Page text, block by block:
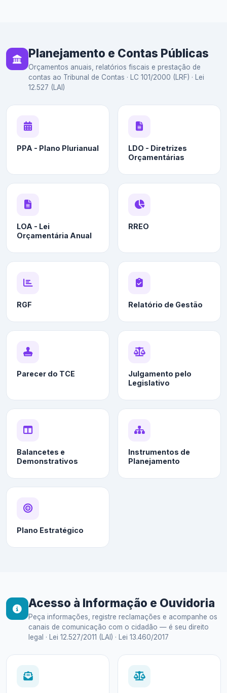
Planejamento e Contas Públicas
Orçamentos anuais, relatórios fiscais e prestação de
contas ao Tribunal de Contas · LC 101/2000 (LRF) · Lei
12.527 (LAI)
PPA - Plano Plurianual
LDO - Diretrizes
Orçamentárias
LOA - Lei
Orçamentária Anual
RREO
RGF Relatório de Gestão
Parecer do TCE
Julgamento pelo
Legislativo
Balancetes e
Demonstrativos
Instrumentos de
Planejamento
Plano Estratégico
Acesso à Informação e Ouvidoria
Peça informações, registre reclamações e acompanhe os
canais de comunicação com o cidadão — é seu direito
legal · Lei 12.527/2011 (LAI) · Lei 13.460/2017